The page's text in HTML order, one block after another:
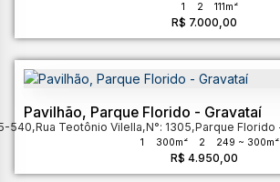
R$ 7.000,00
1 2 111m²
Pavilhão, Parque Florido - Gravataí
R$ 4.950,00
540,Rua Teotônio Vilella,N°: 1305,Parque Florido
1 300m² 2 249 ~ 300m²